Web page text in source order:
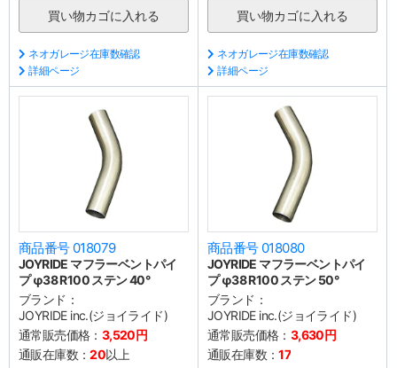
ネオガレージ在庫数確認
詳細ページ
ネオガレージ在庫数確認
詳細ページ
商品番号 018079
JOYRIDE マフラーベントパイ
プ φ38 R100 ステン 40°
ブランド：
JOYRIDE inc.(ジョイライド)
通常販売価格： 3,520円
通販在庫数：20以上
商品番号 018080
JOYRIDE マフラーベントパイ
プ φ38 R100 ステン 50°
ブランド：
JOYRIDE inc.(ジョイライド)
通常販売価格： 3,630円
通販在庫数：17